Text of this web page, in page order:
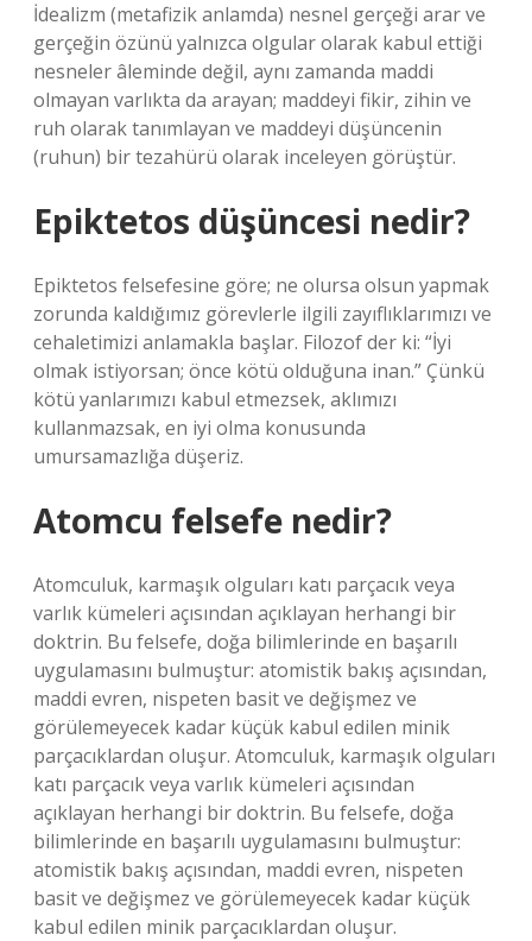
İdealizm (metafizik anlamda) nesnel gerçeği arar ve
gerçeğin özünü yalnızca olgular olarak kabul ettiği
nesneler âleminde değil, aynı zamanda maddi
olmayan varlıkta da arayan; maddeyi fikir, zihin ve
ruh olarak tanımlayan ve maddeyi düşüncenin
(ruhun) bir tezahürü olarak inceleyen görüştür.
Epiktetos düşüncesi nedir?
Epiktetos felsefesine göre; ne olursa olsun yapmak
zorunda kaldığımız görevlerle ilgili zayıflıklarımızı ve
cehaletimizi anlamakla başlar. Filozof der ki: “İyi
olmak istiyorsan; önce kötü olduğuna inan.” Çünkü
kötü yanlarımızı kabul etmezsek, aklımızı
kullanmazsak, en iyi olma konusunda
umursamazlığa düşeriz.
Atomcu felsefe nedir?
Atomculuk, karmaşık olguları katı parçacık veya
varlık kümeleri açısından açıklayan herhangi bir
doktrin. Bu felsefe, doğa bilimlerinde en başarılı
uygulamasını bulmuştur: atomistik bakış açısından,
maddi evren, nispeten basit ve değişmez ve
görülemeyecek kadar küçük kabul edilen minik
parçacıklardan oluşur. Atomculuk, karmaşık olguları
katı parçacık veya varlık kümeleri açısından
açıklayan herhangi bir doktrin. Bu felsefe, doğa
bilimlerinde en başarılı uygulamasını bulmuştur:
atomistik bakış açısından, maddi evren, nispeten
basit ve değişmez ve görülemeyecek kadar küçük
kabul edilen minik parçacıklardan oluşur.